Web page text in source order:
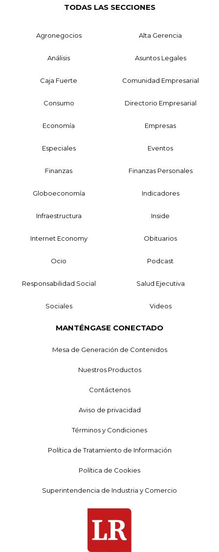
TODAS LAS SECCIONES
Agronegocios Alta Gerencia
Análisis Asuntos Legales
Caja Fuerte Comunidad Empresarial
Consumo Directorio Empresarial
Economía Empresas
Especiales Eventos
Finanzas Finanzas Personales
Globoeconomía Indicadores
Infraestructura Inside
Internet Economy Obituarios
Ocio Podcast
Responsabilidad Social Salud Ejecutiva
Sociales Videos
MANTÉNGASE CONECTADO
Mesa de Generación de Contenidos
Nuestros Productos
Contáctenos
Aviso de privacidad
Términos y Condiciones
Política de Tratamiento de Información
Política de Cookies
Superintendencia de Industria y Comercio